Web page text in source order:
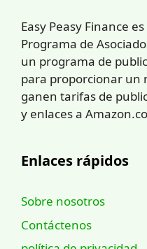
Easy Peasy Finance
Programa de
un programa de
para proporcionar un
ganen tarifas de
y enlaces a
Enlaces rápidos
Sobre nosotros
Contáctenos